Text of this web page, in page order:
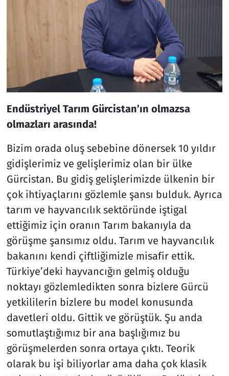
Endüstriyel Tarım Gürcistan’ın olmazsa
olmazları arasında!
Bizim orada oluş sebebine dönersek 10 yıldır
gidişlerimiz ve gelişlerimiz olan bir ülke
Gürcistan. Bu gidiş gelişlerimizde ülkenin bir
çok ihtiyaçlarını gözlemle şansı bulduk. Ayrıca
tarım ve hayvancılık sektöründe iştigal
ettiğimiz için oranın Tarım bakanıyla da
görüşme şansımız oldu. Tarım ve hayvancılık
bakanını kendi çiftliğimizle misafir ettik.
Türkiye’deki hayvancığın gelmiş olduğu
noktayı gözlemledikten sonra bizlere Gürcü
yetkililerin bizlere bu model konusunda
davetleri oldu. Gittik ve görüştük. Şu anda
somutlaştığımız bir ana başlığımız bu
görüşmelerden sonra ortaya çıktı. Teorik
olarak bu işi biliyorlar ama daha çok klasik